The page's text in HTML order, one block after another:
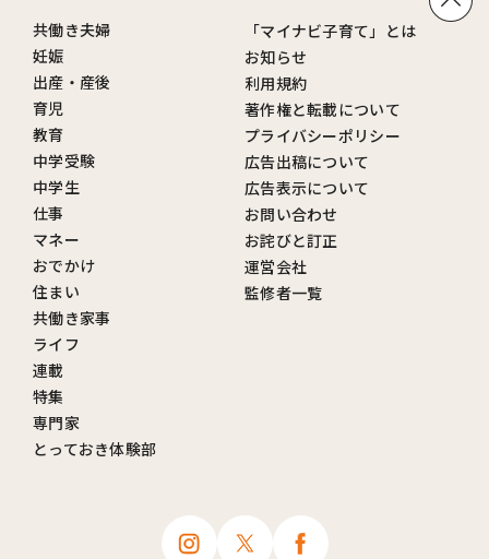
共働き夫婦
妊娠
出産・産後
育児
教育
中学受験
中学生
仕事
マネー
おでかけ
住まい
共働き家事
ライフ
連載
特集
専門家
とっておき体験部
「マイナビ子育て」とは
お知らせ
利用規約
著作権と転載について
プライバシーポリシー
広告出稿について
広告表示について
お問い合わせ
お詫びと訂正
運営会社
監修者一覧